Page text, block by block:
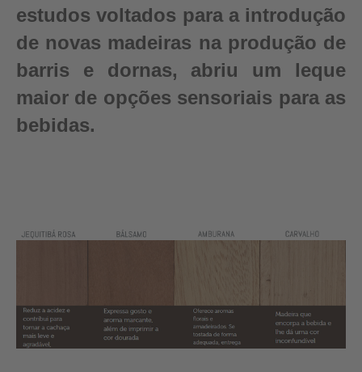
estudos voltados para a introdução
de novas madeiras na produção de
barris e dornas, abriu um leque
maior de opções sensoriais para as
bebidas.